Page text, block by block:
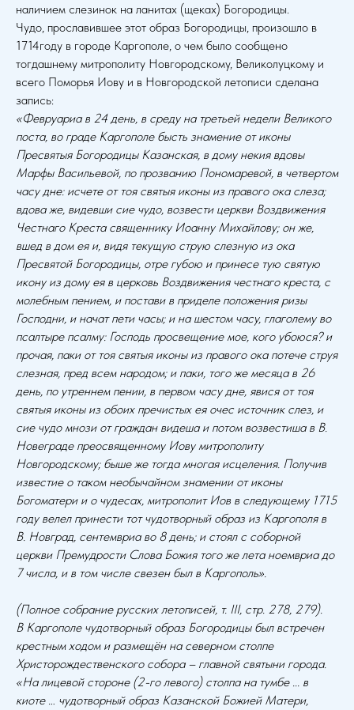
наличием слезинок на ланитах (щеках) Богородицы.
Чудо, прославившее этот образ Богородицы, произошло в
1714году в городе Каргополе, о чем было сообщено
тогдашнему митрополиту Новгородскому, Великолуцкому и
всего Поморья Иову и в Новгородской летописи сделана
запись:
«Февруариа в 24 день, в среду на третьей недели Великого
поста, во граде Каргополе бысть знамение от иконы
Пресвятыя Богородицы Казанская, в дому некия вдовы
Марфы Васильевой, по прозванию Пономаревой, в четвертом
часу дне: исчете от тоя святыя иконы из правого ока слеза;
вдова же, видевши сие чудо, возвести церкви Воздвижения
Честнаго Креста священнику Иоанну Михайлову; он же,
вшед в дом ея и, видя текущую струю слезную из ока
Пресвятой Богородицы, отре губою и принесе тую святую
икону из дому ея в церковь Воздвижения честнаго креста, с
молебным пением, и постави в приделе положения ризы
Господни, и начат пети часы; и на шестом часу, глаголему во
псалтыре псалму: Господь просвещение мое, кого убоюся? и
прочая, паки от тоя святыя иконы из правого ока потече струя
слезная, пред всем народом; и паки, того же месяца в 26
день, по утреннем пении, в первом часу дне, явися от тоя
святыя иконы из обоих пречистых ея очес источник слез, и
сие чудо мнози от граждан видеша и потом возвестиша в В.
Новеграде преосвященному Иову митрополиту
Новгородскому; быше же тогда многая исцеления. Получив
известие о таком необычайном знамении от иконы
Богоматери и о чудесах, митрополит Иов в следующему 1715
году велел принести тот чудотворный образ из Каргополя в
В. Новград, сентемвриа во 8 день; и стоял с соборной
церкви Премудрости Слова Божия того же лета ноемвриа до
7 числа, и в том числе свезен был в Каргополь».
(Полное собрание русских летописей, т. III, стр. 278, 279).
В Каргополе чудотворный образ Богородицы был встречен
крестным ходом и размещён на северном столпе
Христорождественского собора – главной святыни города.
«На лицевой стороне (2-го левого) столпа на тумбе ... в
киоте … чудотворный образ Казанской Божией Матери,